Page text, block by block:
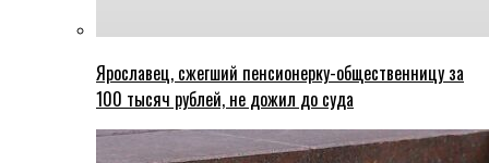
Ярославец, сжегший пенсионерку-общественницу за
100 тысяч рублей, не дожил до суда